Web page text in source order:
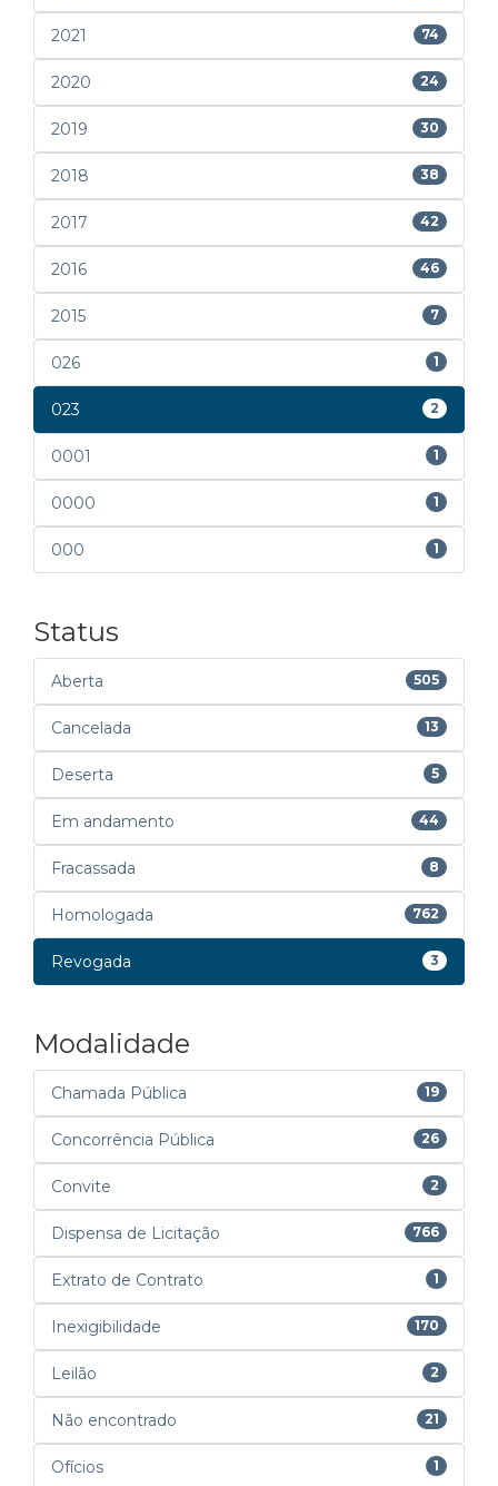
2021 74
2020 24
2019 30
2018 38
2017 42
2016 46
2015 7
026 1
023 2
0001 1
0000 1
000 1
Status
Aberta 505
Cancelada 13
Deserta 5
Em andamento 44
Fracassada 8
Homologada 762
Revogada 3
Modalidade
Chamada Pública 19
Concorrência Pública 26
Convite 2
Dispensa de Licitação 766
Extrato de Contrato 1
Inexigibilidade 170
Leilão 2
Não encontrado 21
Ofícios 1